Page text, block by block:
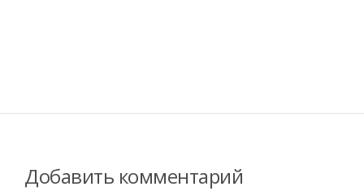
Добавить комментарий